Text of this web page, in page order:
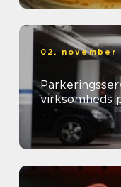
02. november
virksomheds